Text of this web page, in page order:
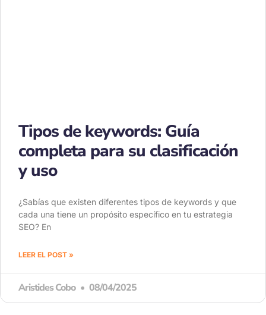
Tipos de keywords: Guía
completa para su clasificación
y uso
¿Sabías que existen diferentes tipos de keywords y que
cada una tiene un propósito específico en tu estrategia
SEO? En
LEER EL POST »
Aristides Cobo 08/04/2025